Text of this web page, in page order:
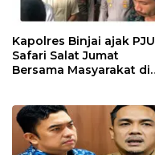
Kapolres Binjai ajak PJU
Safari Salat Jumat
Bersama Masyarakat di